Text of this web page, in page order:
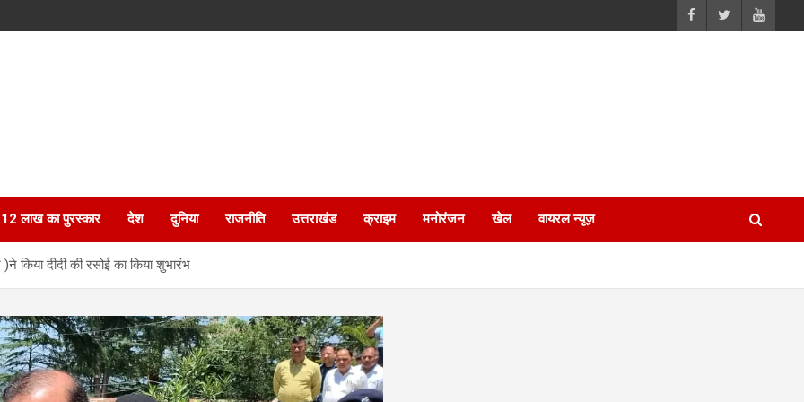
12 लाख का पुरस्कार देश दुनिया राजनीति उत्तराखंड क्राइम मनोरंजन खेल वायरल न्यूज़
किया दीदी की रसोई का किया शुभारंभ